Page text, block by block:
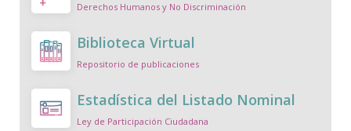
Derechos Humanos y No Discriminación
Biblioteca Virtual
Repositorio de publicaciones
Estadística del Listado Nominal
Ley de Participación Ciudadana